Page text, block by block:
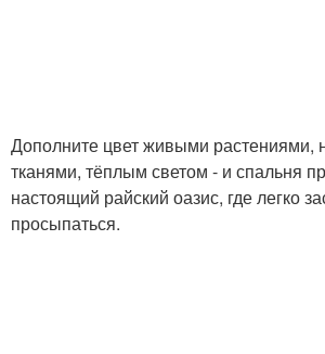
Дополните цвет живыми растениями,
тканями, тёплым светом - и спальня
настоящий райский оазис, где легко
просыпаться.